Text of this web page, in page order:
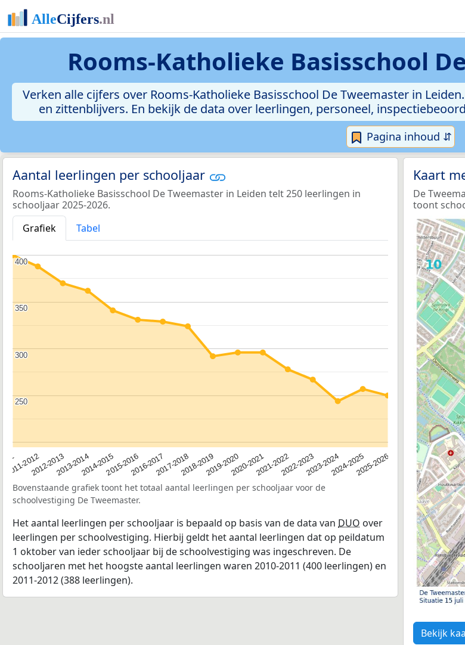
Rooms-Katholieke Basisschool
Verken alle cijfers over Rooms-Katholieke Basisschool De Tweemaster in
en zittenblijvers. En bekijk de data over leerlingen, personeel,
Pagina inhoud ⇵
Aantal leerlingen per schooljaar
Rooms-Katholieke Basisschool De Tweemaster in Leiden telt 250 leerlingen in
schooljaar 2025-2026.
Grafiek
Tabel
2011-20122012-20132013-20142014-20152015-20162016-20172017-20182018-20192019-20202020-20212021-20222022-20232023-20242024-20252025-2026
250
250
300
300
350
350
400
400
Bovenstaande grafiek toont het totaal aantal leerlingen per schooljaar voor de
schoolvestiging De Tweemaster.
Het aantal leerlingen per schooljaar is bepaald op basis van de data van DUO over
leerlingen per schoolvestiging. Hierbij geldt het aantal leerlingen dat op peildatum
1 oktober van ieder schooljaar bij de schoolvestiging was ingeschreven. De
schooljaren met het hoogste aantal leerlingen waren 2010-2011 (400 leerlingen) en
2011-2012 (388 leerlingen).
Kaart
De
toont
Bekijk